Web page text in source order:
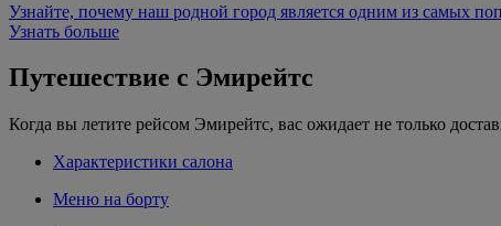
Узнайте, почему наш родной город является одним из самых
Узнать больше
Путешествие с Эмирейтс
Когда вы летите рейсом Эмирейтс, вас ожидает не только
Характеристики салона
Меню на борту